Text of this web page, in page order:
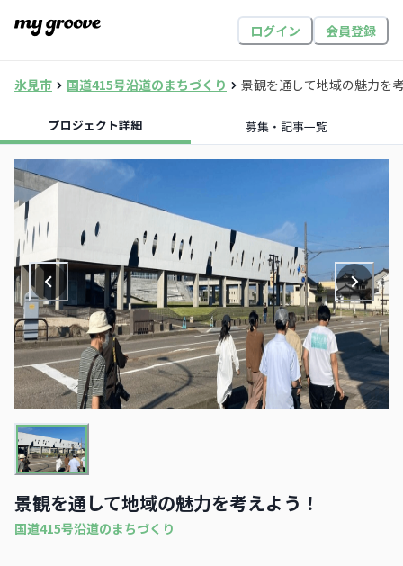
ログイン 会員登録
氷見市 国道415号沿道のまちづくり 景観を通して地域の魅力を
プロジェクト詳細 募集・記事一覧
景観を通して地域の魅力を考えよう！
国道415号沿道のまちづくり